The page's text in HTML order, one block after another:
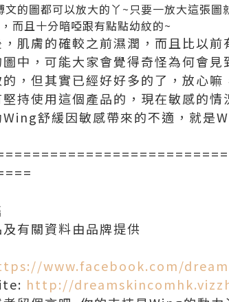
的圖都可以放大的丫~只要一放大這張
而且十分暗啞跟有點點幼紋的~
肌膚的確較之前濕潤，而且比以前
中，可能大家會覺得奇怪為何會
，但其實已經好好多的了，放心
持使用這個產品的，現在敏感的
舒緩因敏感帶來的不適，就是
有關資料由品牌提供
www.facebook.com/
http://